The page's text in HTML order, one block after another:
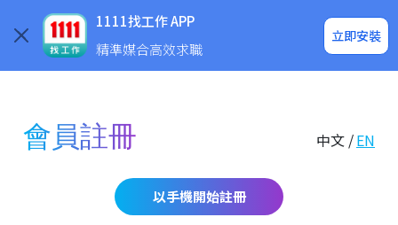
1111找工作 APP
精準媒合高效求職
立即安裝
企業求才
會員註冊 中文 /EN
以手機開始註冊